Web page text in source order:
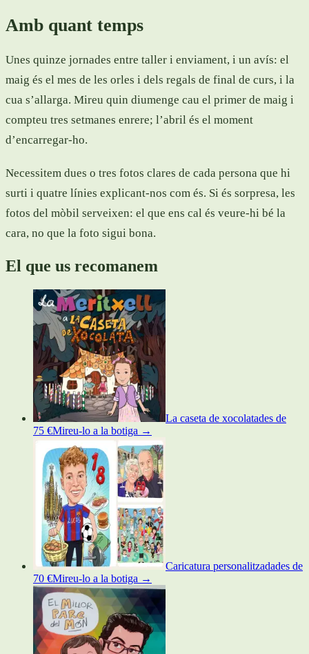
Amb quant temps
Unes quinze jornades entre taller i enviament, i un avís: el
maig és el mes de les orles i dels regals de final de curs, i la
cua s’allarga. Mireu quin diumenge cau el primer de maig i
compteu tres setmanes enrere; l’abril és el moment
d’encarregar-ho.
Necessitem dues o tres fotos clares de cada persona que hi
surti i quatre línies explicant-nos com és. Si és sorpresa, les
fotos del mòbil serveixen: el que ens cal és veure-hi bé la
cara, no que la foto sigui bona.
El que us recomanem
La caseta de xocolatades de
75 €Mireu-lo a la botiga →
Caricatura personalitzadades de
70 €Mireu-lo a la botiga →